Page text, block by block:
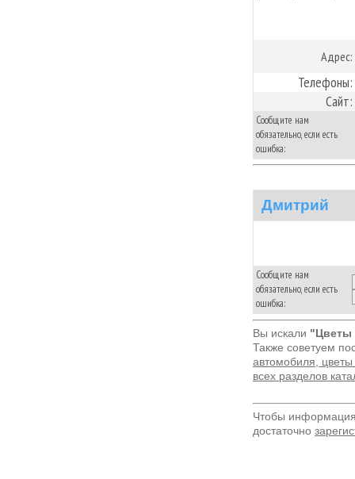
Адрес:
Телефоны:
Сайт:
Сообщите нам
обязательно, если есть
ошибка:
Дмитрий
Сообщите нам
обязательно, если есть
ошибка:
Вы искали "Цветы
Также советуем
автомобиля,
всех разделов
Чтобы
достаточно